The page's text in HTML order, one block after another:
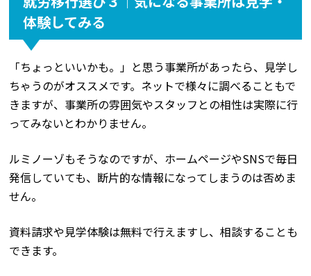
体験してみる
「ちょっといいかも。」と思う事業所があったら、見学し
ちゃうのがオススメです。ネットで様々に調べることもで
きますが、事業所の雰囲気やスタッフとの相性は実際に行
ってみないとわかりません。
ルミノーゾもそうなのですが、ホームページやSNSで毎日
発信していても、断片的な情報になってしまうのは否めま
せん。
資料請求や見学体験は無料で行えますし、相談することも
できます。